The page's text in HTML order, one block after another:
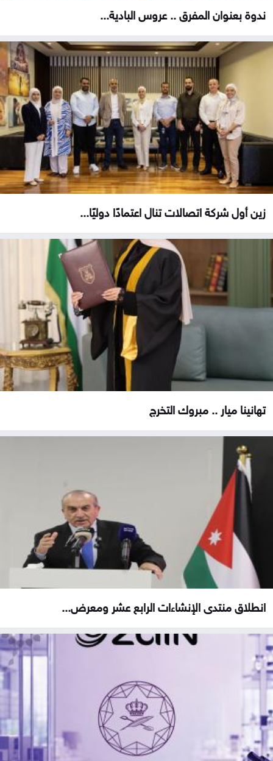
ندوة بعنوان المفرق .. عروس البادية...
زين أول شركة اتصالات تنال اعتمادًا دوليًا...
تهانينا ميار .. مبروك التخرج
انطلاق منتدى الإنشاءات الرابع عشر ومعرض...